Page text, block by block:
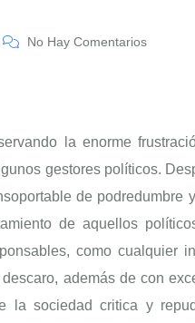
No Hay Comentarios
la enorme
gestores políticos.
de podredumbre
de aquellos
como cualquier
además de con
la sociedad critica y